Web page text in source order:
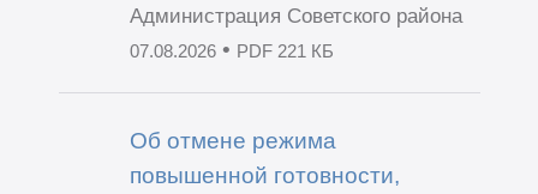
Администрация Советского района
07.08.2026• PDF 221 КБ
Об отмене режима
повышенной готовности,